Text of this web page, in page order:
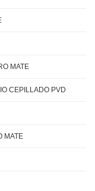
MATE
CEPILLADO PVD
MATE